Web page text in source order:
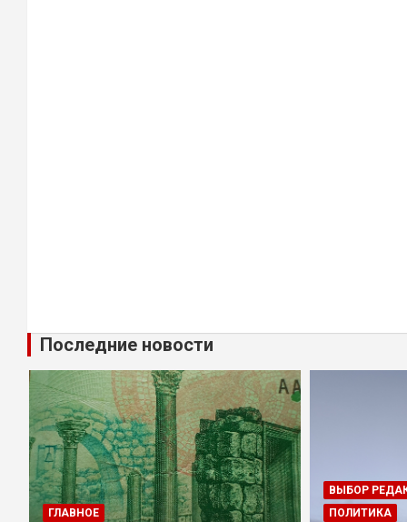
Последние новости
ГЛАВНОЕ
ВЫБОР
ПОЛИТИКА